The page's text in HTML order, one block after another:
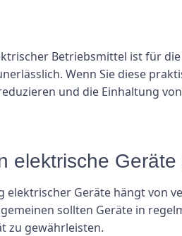
Betriebsmittel ist für
Wenn Sie diese
und die Einhaltung
elektrische
Geräte hängt von
sollten Geräte in
zu gewährleisten.